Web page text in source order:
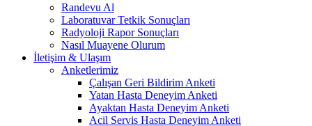
Randevu Al
Laboratuvar Tetkik Sonuçları
Radyoloji Rapor Sonuçları
Nasıl Muayene Olurum
İletişim & Ulaşım
Anketlerimiz
Çalışan Geri Bildirim Anketi
Yatan Hasta Deneyim Anketi
Ayaktan Hasta Deneyim Anketi
Acil Servis Hasta Deneyim Anketi